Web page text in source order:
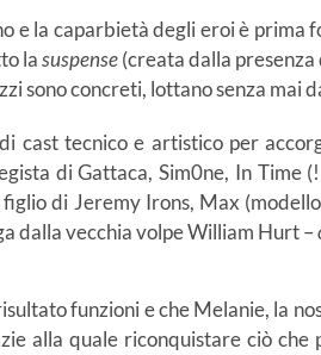
e la caparbietà degli eroi è prima
lasuspense(creata dalla
sono concreti, lottano senza mai
cast tecnico e artistico per
di Gattaca, Sim0ne, In
figlio di Jeremy Irons, Max
dalla vecchia volpe William Hurt –
funzioni e che Melanie, la
alla quale riconquistare ciò